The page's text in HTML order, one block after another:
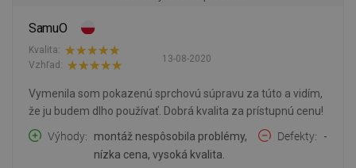
SamuO
13-08-2020
Kvalita:
Vzhľad:
Vymenila som pokazenú sprchovú súpravu za túto a vidím,
že ju budem dlho používať. Dobrá kvalita za prístupnú cenu!
Výhody
montáž nespôsobila problémy,
nízka cena, vysoká kvalita.
Defekty -